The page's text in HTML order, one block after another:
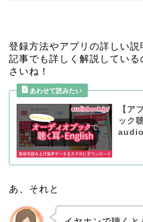
登録方法やアプリの詳しい説
記事でも詳しく解説してい
さいね！
【ア
ック
あ、それと